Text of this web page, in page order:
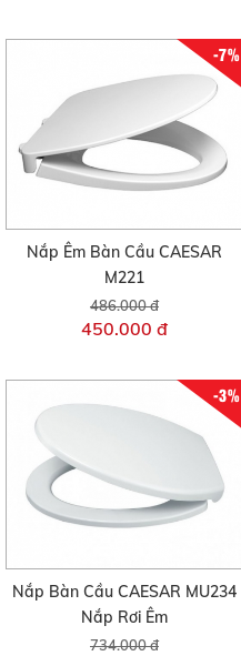
-7%
Nắp Êm Bàn Cầu CAESAR
M221
486.000 đ
450.000 đ
-3%
Nắp Bàn Cầu CAESAR MU234
Nắp Rơi Êm
734.000 đ